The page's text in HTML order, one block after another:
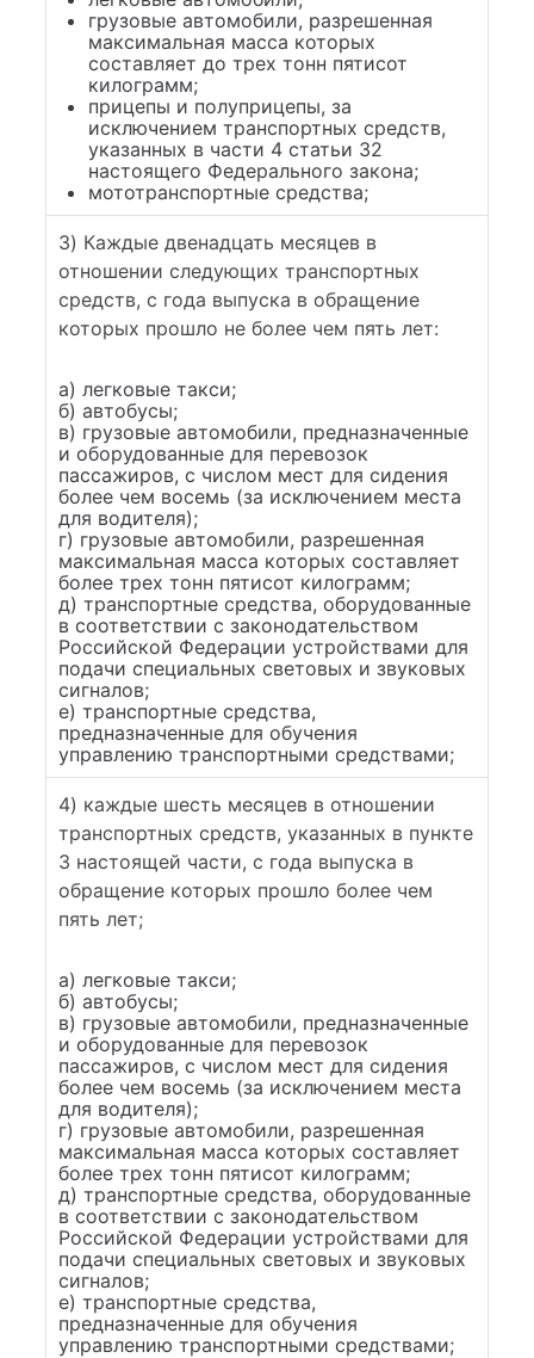
грузовые автомобили, разрешенная
максимальная масса которых
составляет до трех тонн пятисот
килограмм;
прицепы и полуприцепы, за
исключением транспортных средств,
указанных в части 4 статьи 32
настоящего Федерального закона;
мототранспортные средства;
3) Каждые двенадцать месяцев в
отношении следующих транспортных
средств, с года выпуска в обращение
которых прошло не более чем пять лет:
а) легковые такси;
б) автобусы;
в) грузовые автомобили, предназначенные
и оборудованные для перевозок
пассажиров, с числом мест для сидения
более чем восемь (за исключением места
для водителя);
г) грузовые автомобили, разрешенная
максимальная масса которых составляет
более трех тонн пятисот килограмм;
д) транспортные средства, оборудованные
в соответствии с законодательством
Российской Федерации устройствами для
подачи специальных световых и звуковых
сигналов;
е) транспортные средства,
предназначенные для обучения
управлению транспортными средствами;
4) каждые шесть месяцев в отношении
транспортных средств, указанных в пункте
3 настоящей части, с года выпуска в
обращение которых прошло более чем
пять лет;
а) легковые такси;
б) автобусы;
в) грузовые автомобили, предназначенные
и оборудованные для перевозок
пассажиров, с числом мест для сидения
более чем восемь (за исключением места
для водителя);
г) грузовые автомобили, разрешенная
максимальная масса которых составляет
более трех тонн пятисот килограмм;
д) транспортные средства, оборудованные
в соответствии с законодательством
Российской Федерации устройствами для
подачи специальных световых и звуковых
сигналов;
е) транспортные средства,
предназначенные для обучения
управлению транспортными средствами;